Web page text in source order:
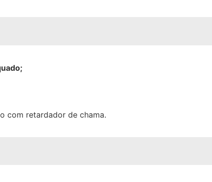
com retardador de chama.